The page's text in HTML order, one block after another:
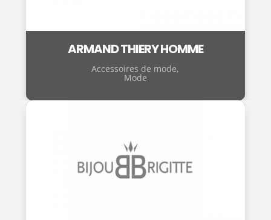
ARMAND THIERY HOMME
Accessoires de mode,
Mode